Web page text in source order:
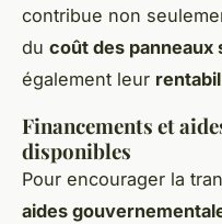
contribue non
du coût des panneaux
également leur
Financements et
disponibles
Pour encourager la
aides